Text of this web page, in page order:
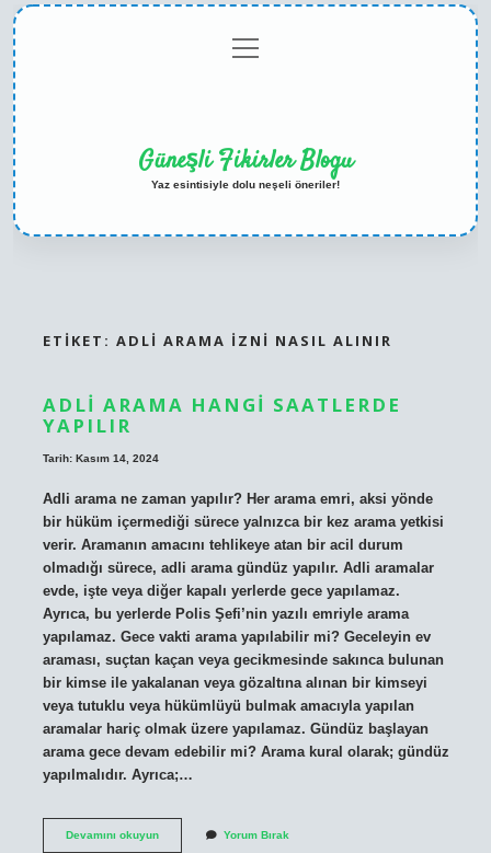
menüyü
aç
Güneşli Fikirler Blogu
Yaz esintisiyle dolu neşeli öneriler!
ETIKET: ADLI ARAMA IZNI NASIL ALINIR
ADLI ARAMA HANGI SAATLERDE
YAPILIR
Tarih: Kasım 14, 2024
Adli arama ne zaman yapılır? Her arama emri, aksi yönde
bir hüküm içermediği sürece yalnızca bir kez arama yetkisi
verir. Aramanın amacını tehlikeye atan bir acil durum
olmadığı sürece, adli arama gündüz yapılır. Adli aramalar
evde, işte veya diğer kapalı yerlerde gece yapılamaz.
Ayrıca, bu yerlerde Polis Şefi’nin yazılı emriyle arama
yapılamaz. Gece vakti arama yapılabilir mi? Geceleyin ev
araması, suçtan kaçan veya gecikmesinde sakınca bulunan
bir kimse ile yakalanan veya gözaltına alınan bir kimseyi
veya tutuklu veya hükümlüyü bulmak amacıyla yapılan
aramalar hariç olmak üzere yapılamaz. Gündüz başlayan
arama gece devam edebilir mi? Arama kural olarak; gündüz
yapılmalıdır. Ayrıca;…
Devamını okuyunAdli
Yorum Bırak